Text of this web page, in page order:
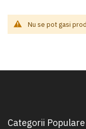
Nu se pot gasi
Categorii Populare